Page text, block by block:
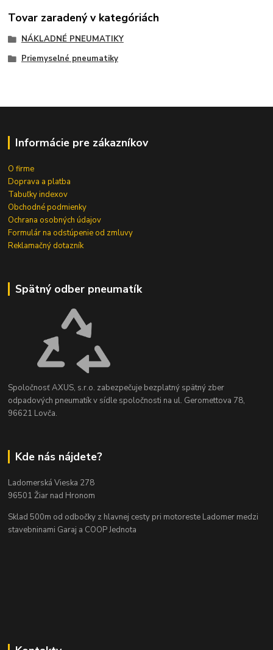
Tovar zaradený v kategóriách
NÁKLADNÉ PNEUMATIKY
Priemyselné pneumatiky
Informácie pre zákazníkov
O firme
Doprava a platba
Tabuľky indexov
Obchodné podmienky
Ochrana osobných údajov
Formulár na odstúpenie od zmluvy
Reklamačný dotazník
Spätný odber pneumatík
Spoločnosť AXUS, s.r.o. zabezpečuje bezplatný spätný zber
odpadových pneumatík v sídle spoločnosti na ul. Geromettova 78,
96621 Lovča.
Kde nás nájdete?
Ladomerská Vieska 278
96501 Žiar nad Hronom
Sklad 500m od odbočky z hlavnej cesty pri motoreste Ladomer medzi
stavebninami Garaj a COOP Jednota